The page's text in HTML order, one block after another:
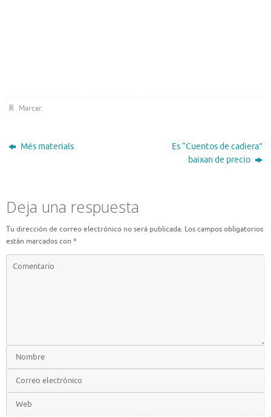
Marcar.
Més materials
Es “Cuentos de cadiera”
baixan de precio
Deja una respuesta
Tu dirección de correo electrónico no será publicada. Los campos obligatorios
están marcados con *